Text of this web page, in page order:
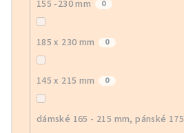
155 -230 mm 0
185 x 230 mm 0
145 x 215 mm 0
dámské 165 - 215 mm, pánské